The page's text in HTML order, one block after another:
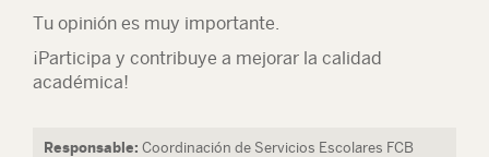
Tu opinión es muy importante.
¡Participa y contribuye a mejorar la calidad
académica!
Responsable: Coordinación de Servicios Escolares FCB